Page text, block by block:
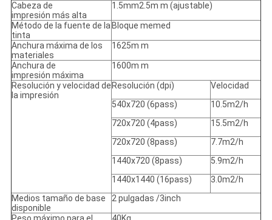
Cabeza de
impresión más alta
1.5mm2.5m m (ajustable)
Método de la fuente de la
tinta
Bloque memed
Anchura máxima de los
materiales
1625m m
Anchura de
impresión máxima
1600m m
Resolución y velocidad de
la impresión
Resolución (dpi)
Velocidad
540x720 (6pass)
10.5m2/h
720x720 (4pass)
15.5m2/h
720x720 (8pass)
7.7m2/h
1440x720 (8pass)
5.9m2/h
1440x1440 (16pass)
3.0m2/h
Medios tamaño de base
disponible
2 pulgadas /3inch